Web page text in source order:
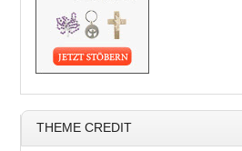
THEME CREDIT